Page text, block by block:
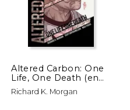
Altered Carbon: One
Life, One Death (en
Inglés)
Richard K. Morgan